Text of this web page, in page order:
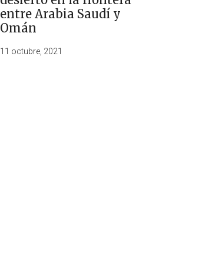
entre Arabia Saudí y
Omán
11 octubre, 2021